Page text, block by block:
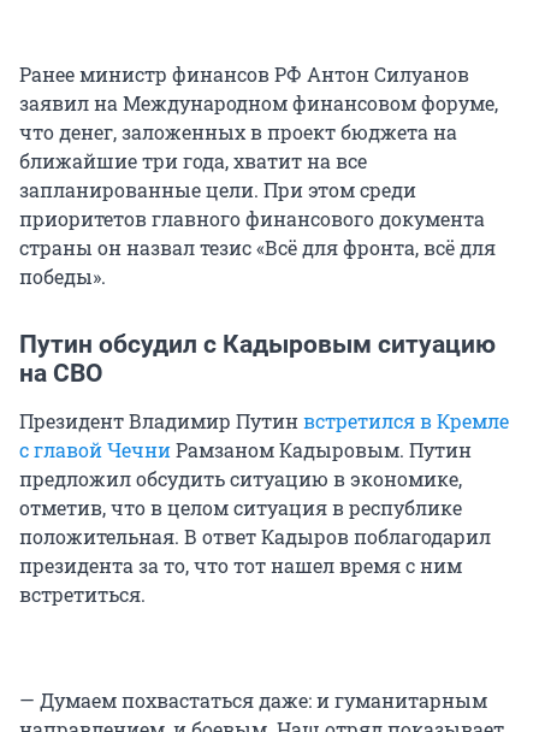
Ранее министр финансов РФ Антон Силуанов
заявил на Международном финансовом форуме,
что денег, заложенных в проект бюджета на
ближайшие три года, хватит на все
запланированные цели. При этом среди
приоритетов главного финансового документа
страны он назвал тезис «Всё для фронта, всё для
победы».
Путин обсудил с Кадыровым ситуацию
на СВО
Президент Владимир Путинвстретился в Кремле
с главой ЧечниРамзаном Кадыровым. Путин
предложил обсудить ситуацию в экономике,
отметив, что в целом ситуация в республике
положительная. В ответ Кадыров поблагодарил
президента за то, что тот нашел время с ним
встретиться.
— Думаем похвастаться даже: и гуманитарным